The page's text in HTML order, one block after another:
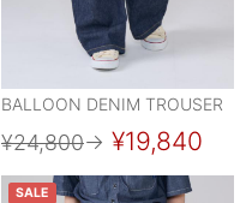
BALLOON DENIM TROUSER
¥24,800→ ¥19,840
SALE